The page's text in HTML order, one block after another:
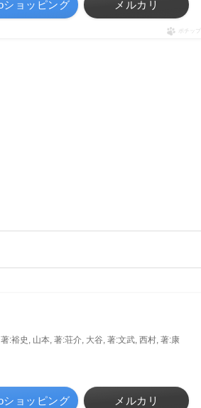
ショッピング メルカリ
ポチップ
:裕史, 山本, 著:荘介, 大谷, 著:文武, 西村, 著:康
ショッピング メルカリ